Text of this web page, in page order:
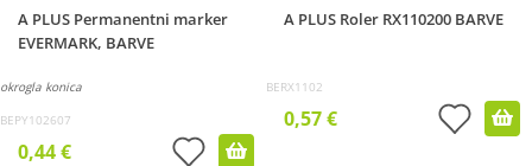
A PLUS Permanentni marker
EVERMARK, BARVE
okrogla konica
BEPY102607
0,44 €
A PLUS Roler RX110200 BARVE
BERX1102
0,57 €